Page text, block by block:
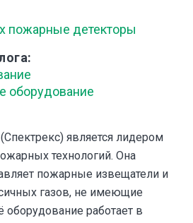
пожарные детекторы
оборудование
является лидером
технологий. Она
пожарные извещатели и
газов, не имеющие
оборудование работает в